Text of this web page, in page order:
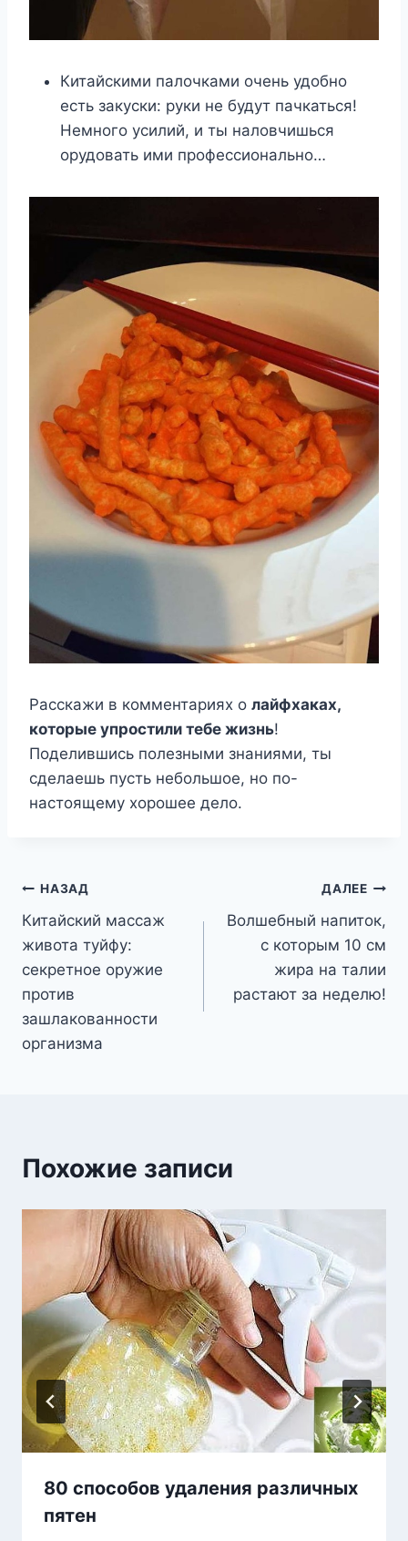
Китайскими палочками очень удобно
есть закуски: руки не будут пачкаться!
Немного усилий, и ты наловчишься
орудовать ими профессионально…
Расскажи в комментариях о лайфхаках,
которые упростили тебе жизнь!
Поделившись полезными знаниями, ты
сделаешь пусть небольшое, но по-
настоящему хорошее дело.
Навигация
по
записям
НАЗАД
Китайский массаж
живота туйфу:
секретное оружие
против
зашлакованности
организма
ДАЛЕЕ
Волшебный напиток,
с которым 10 см
жира на талии
растают за неделю!
Похожие записи
80 способов удаления различных
пятен